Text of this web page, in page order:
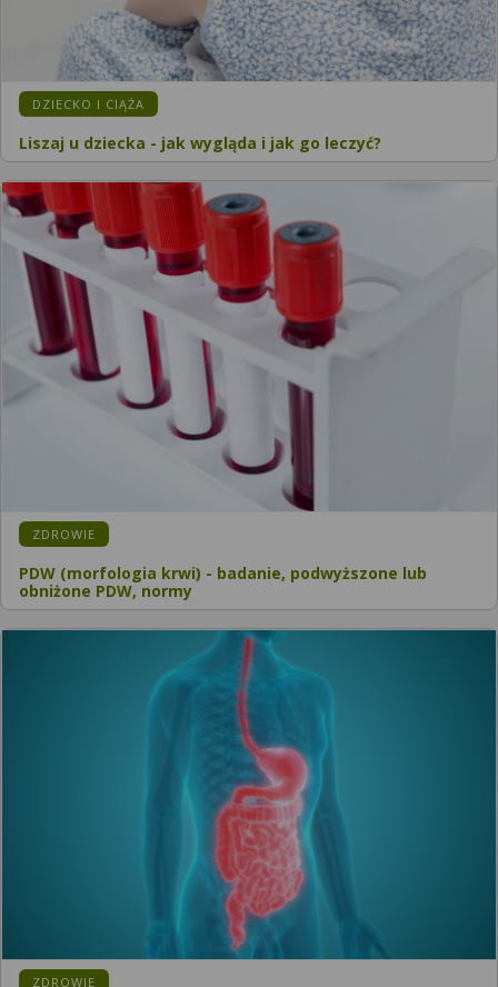
DZIECKO I CIĄŻA
Liszaj u dziecka - jak wygląda i jak go leczyć?
ZDROWIE
PDW (morfologia krwi) - badanie, podwyższone lub
obniżone PDW, normy
ZDROWIE